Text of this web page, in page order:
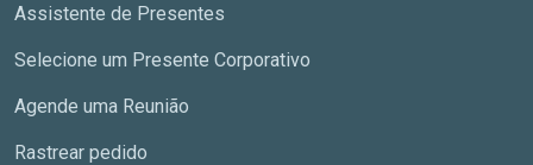
Assistente de Presentes
Selecione um Presente Corporativo
Agende uma Reunião
Rastrear pedido